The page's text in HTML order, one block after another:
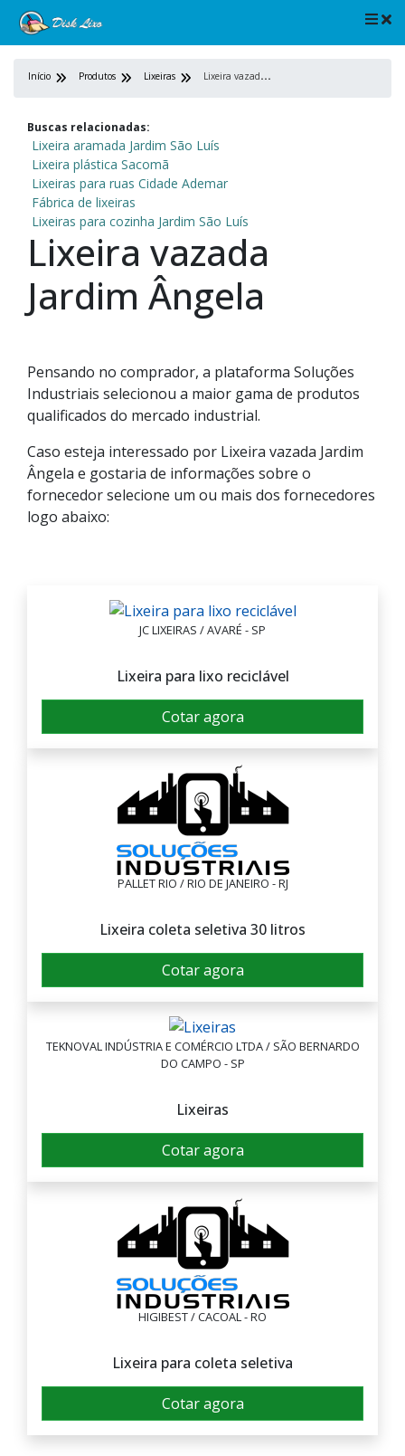
Início Produtos Lixeiras L
ixeira vazada Jardim Ângela
Buscas relacionadas:
Lixeira aramada Jardim São Luís
Lixeira plástica Sacomã
Lixeiras para ruas Cidade Ademar
Fábrica de lixeiras
Lixeiras para cozinha Jardim São Luís
Lixeira vazada
Jardim Ângela
Pensando no comprador, a plataforma Soluções
Industriais selecionou a maior gama de produtos
qualificados do mercado industrial.
Caso esteja interessado por Lixeira vazada Jardim
Ângela e gostaria de informações sobre o
fornecedor selecione um ou mais dos fornecedores
logo abaixo:
JC LIXEIRAS / AVARÉ - SP
Lixeira para lixo reciclável
Cotar agora
PALLET RIO / RIO DE JANEIRO - RJ
Lixeira coleta seletiva 30 litros
Cotar agora
TEKNOVAL INDÚSTRIA E COMÉRCIO LTDA / SÃO BERNARDO
DO CAMPO - SP
Lixeiras
Cotar agora
HIGIBEST / CACOAL - RO
Lixeira para coleta seletiva
Cotar agora